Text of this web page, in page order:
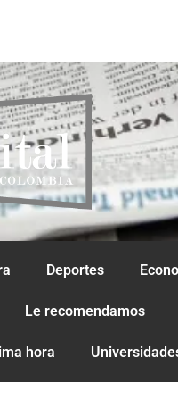
Deportes
Le recomendamos
hora